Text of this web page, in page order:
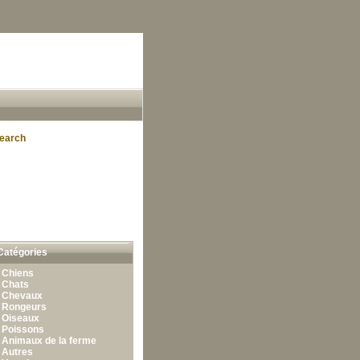
Chiens
Chats
Chevaux
Rongeurs
Oiseaux
Poissons
Animaux de la ferme
Autres